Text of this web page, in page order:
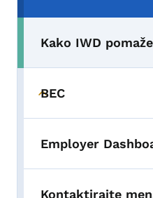
Kako IWD
Toggle submenu
BEC
Employer
Kontaktirajte